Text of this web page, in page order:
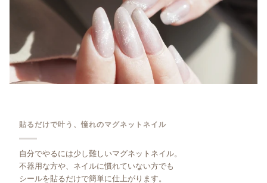
貼るだけで叶う、憧れのマグネットネイル
自分でやるには少し難しいマグネットネイル。
不器用な方や、ネイルに慣れていない方でも
シールを貼るだけで簡単に仕上がります。